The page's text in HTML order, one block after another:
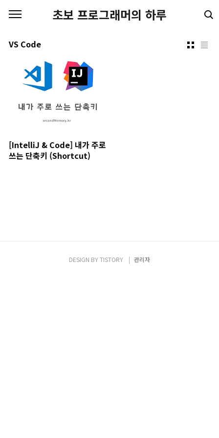
초보 프로그래머의 하루
VS Code
[IntelliJ & Code] 내가 주로
쓰는 단축키 (Shortcut)
DESIGN BYTISTORY 관리자